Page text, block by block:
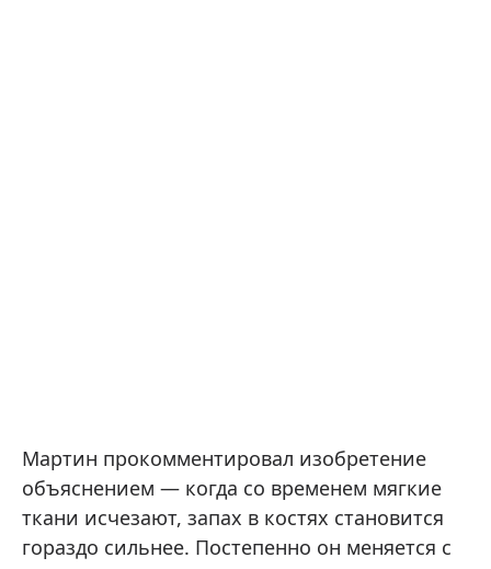
Мартин прокомментировал изобретение
объяснением — когда со временем мягкие
ткани исчезают, запах в костях становится
гораздо сильнее. Постепенно он меняется с